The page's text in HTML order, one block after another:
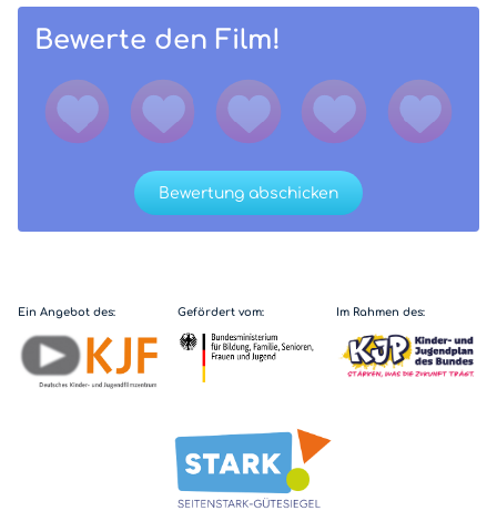
Bewerte den Film!
Bewertung abschicken
Ein Angebot des: Gefördert vom: Im Rahmen des: